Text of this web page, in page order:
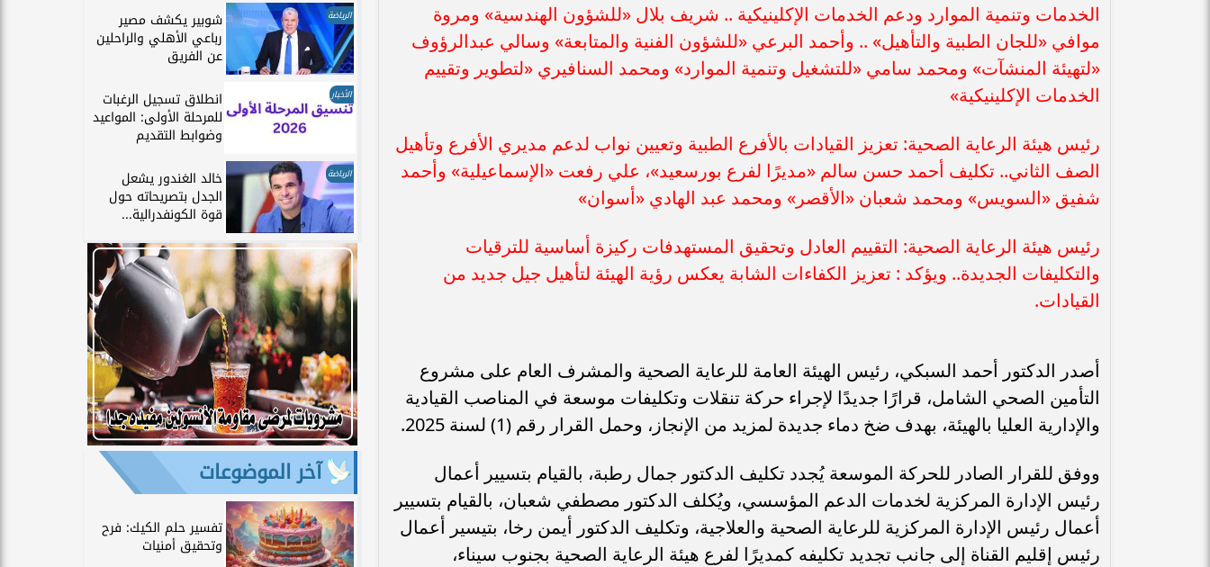
الخدمات وتنمية الموارد ودعم الخدمات الإكلينيكية .. شريف بلال «للشؤون الهندسية» ومروة
موافي «للجان الطبية والتأهيل» .. وأحمد البرعي «للشؤون الفنية والمتابعة» وسالي عبدالرؤوف
«لتهيئة المنشآت» ومحمد سامي «للتشغيل وتنمية الموارد» ومحمد السنافيري «لتطوير وتقييم
الخدمات الإكلينيكية»
رئيس هيئة الرعاية الصحية: تعزيز القيادات بالأفرع الطبية وتعيين نواب لدعم مديري الأفرع وتأهيل
الصف الثاني.. تكليف أحمد حسن سالم «مديرًا لفرع بورسعيد»، علي رفعت «الإسماعيلية» وأحمد
شفيق «السويس» ومحمد شعبان «الأقصر» ومحمد عبد الهادي «أسوان»
رئيس هيئة الرعاية الصحية: التقييم العادل وتحقيق المستهدفات ركيزة أساسية للترقيات
والتكليفات الجديدة.. ويؤكد : تعزيز الكفاءات الشابة يعكس رؤية الهيئة لتأهيل جيل جديد من
القيادات.
أصدر الدكتور أحمد السبكي، رئيس الهيئة العامة للرعاية الصحية والمشرف العام على مشروع
التأمين الصحي الشامل، قرارًا جديدًا لإجراء حركة تنقلات وتكليفات موسعة في المناصب القيادية
والإدارية العليا بالهيئة، بهدف ضخ دماء جديدة لمزيد من الإنجاز، وحمل القرار رقم (1) لسنة 2025.
ووفق للقرار الصادر للحركة الموسعة يُجدد تكليف الدكتور جمال رطبة، بالقيام بتسيير أعمال
رئيس الإدارة المركزية لخدمات الدعم المؤسسي، ويُكلف الدكتور مصطفي شعبان، بالقيام بتسيير
أعمال رئيس الإدارة المركزية للرعاية الصحية والعلاجية، وتكليف الدكتور أيمن رخا، بتيسير أعمال
رئيس إقليم القناة إلى جانب تجديد تكليفه كمديرًا لفرع هيئة الرعاية الصحية بجنوب سيناء،
الرياضة شوبير يكشف مصير
رباعي الأهلي والراحلين
عن الفريق
الأخبار انطلاق تسجيل الرغبات
للمرحلة الأولى: المواعيد
وضوابط التقديم
الرياضة خالد الغندور يشعل
الجدل بتصريحاته حول
قوة الكونفدرالية...
آخر الموضوعات
تفسير حلم الكيك: فرح
وتحقيق أمنيات